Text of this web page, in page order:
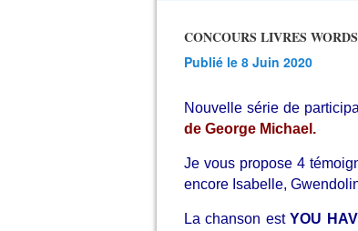
CONCOURS LIVRES
Publié le 8 Juin 2020
Nouvelle série de
de George Michael.
Je vous propose 4
encore Isabelle,
La chanson estYOU